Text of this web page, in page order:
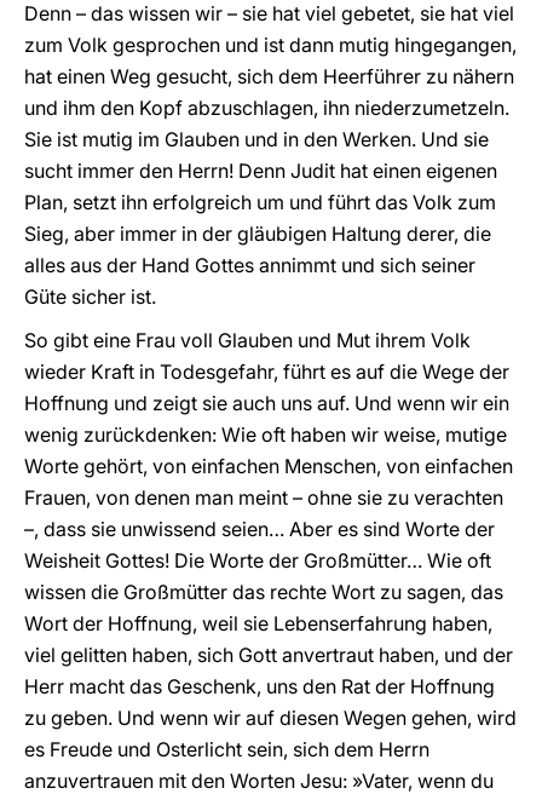
Denn – das wissen wir – sie hat viel gebetet, sie hat viel
zum Volk gesprochen und ist dann mutig hingegangen,
hat einen Weg gesucht, sich dem Heerführer zu nähern
und ihm den Kopf abzuschlagen, ihn niederzumetzeln.
Sie ist mutig im Glauben und in den Werken. Und sie
sucht immer den Herrn! Denn Judit hat einen eigenen
Plan, setzt ihn erfolgreich um und führt das Volk zum
Sieg, aber immer in der gläubigen Haltung derer, die
alles aus der Hand Gottes annimmt und sich seiner
Güte sicher ist.
So gibt eine Frau voll Glauben und Mut ihrem Volk
wieder Kraft in Todesgefahr, führt es auf die Wege der
Hoffnung und zeigt sie auch uns auf. Und wenn wir ein
wenig zurückdenken: Wie oft haben wir weise, mutige
Worte gehört, von einfachen Menschen, von einfachen
Frauen, von denen man meint – ohne sie zu verachten
–, dass sie unwissend seien… Aber es sind Worte der
Weisheit Gottes! Die Worte der Großmütter… Wie oft
wissen die Großmütter das rechte Wort zu sagen, das
Wort der Hoffnung, weil sie Lebenserfahrung haben,
viel gelitten haben, sich Gott anvertraut haben, und der
Herr macht das Geschenk, uns den Rat der Hoffnung
zu geben. Und wenn wir auf diesen Wegen gehen, wird
es Freude und Osterlicht sein, sich dem Herrn
anzuvertrauen mit den Worten Jesu: »Vater, wenn du